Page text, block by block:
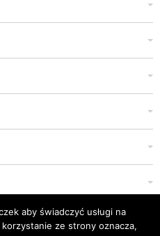
aby świadczyć usługi na
ze strony oznacza,